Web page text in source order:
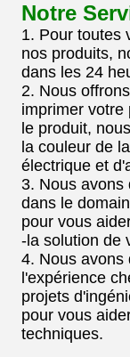
Notre
1. Pour toutes
nos produits,
dans les 24
2. Nous
imprimer votre
le produit,
la couleur de
électrique et
3. Nous avons
dans le
pour vous
-la solution de
4. Nous avons
l'expérience
projets
pour vous
techniques.